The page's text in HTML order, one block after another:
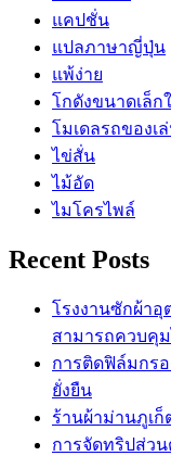
แคปชั่น
แปลภาษาญี่ปุ่น
แพ้ง่าย
โกดังขนาดเล็ก
โมเดลรถของเ
ไข่สั่น
ไม้อัด
ไมโครไพล์
Recent Posts
โรงงานซักผ้า
สามารถควบคุ
การติดฟิล์มกร
ยั่งยืน
ร้านผ้าม่านภูเก็
การจัดทริปส่ว